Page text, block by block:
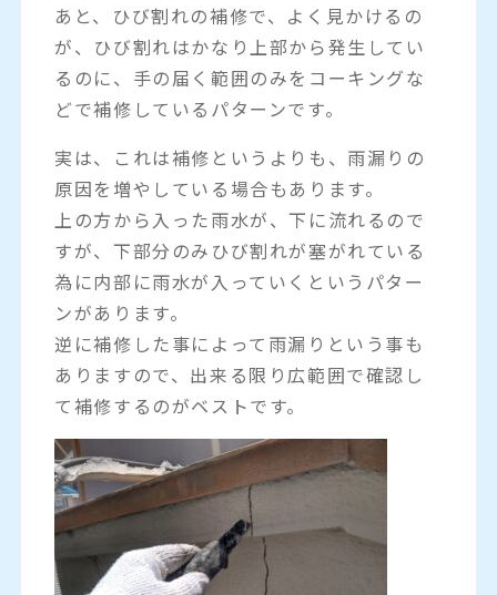
あと、ひび割れの補修で、よく見かけるの
が、ひび割れはかなり上部から発生してい
るのに、手の届く範囲のみをコーキングな
どで補修しているパターンです。
実は、これは補修というよりも、雨漏りの
原因を増やしている場合もあります。
上の方から入った雨水が、下に流れるので
すが、下部分のみひび割れが塞がれている
為に内部に雨水が入っていくというパター
ンがあります。
逆に補修した事によって雨漏りという事も
ありますので、出来る限り広範囲で確認し
て補修するのがベストです。